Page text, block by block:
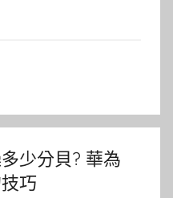
少分貝? 華為
巧